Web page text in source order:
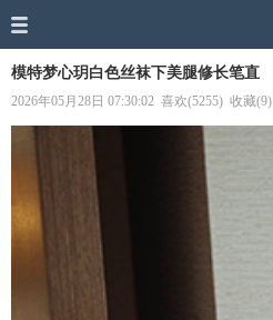
模特梦心玥白色丝袜下美腿修长笔直
2026年05月28日 07:30:02 喜欢(5255) 收藏(9)